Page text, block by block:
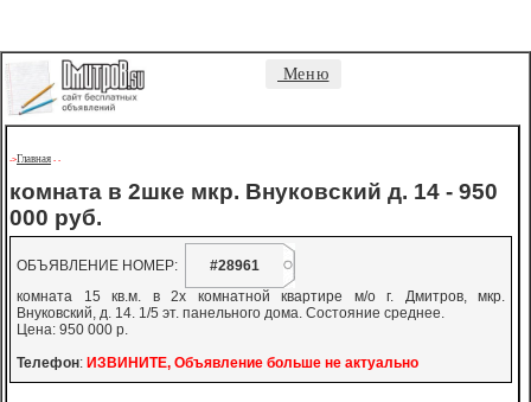
Меню
->Главная - -
комната в 2шке мкр. Внуковский д. 14 - 950
000 руб.
ОБЪЯВЛЕНИЕ НОМЕР:
#28961
комната 15 кв.м. в 2х комнатной квартире м/о г. Дмитров, мкр.
Внуковский, д. 14. 1/5 эт. панельного дома. Состояние среднее.
Цена: 950 000 р.
Телефон: ИЗВИНИТЕ, Объявление больше не актуально